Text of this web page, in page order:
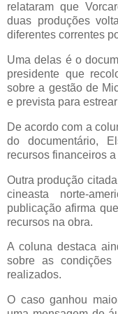
relataram que
duas produções
diferentes correntes
Uma delas é o
presidente que
sobre a gestão de
e prevista para
De acordo com a
do documentário,
recursos financeiros
Outra produção
cineasta norte-
publicação afirma
recursos na obra.
A coluna destaca
sobre as condições
realizados.
O caso ganhou